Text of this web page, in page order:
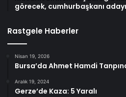
görecek, cumhurbaşkanı
Rastgele Haberler
Nisan 19, 2026
Bursa’da Ahmet Hamdi
Aralık 19, 2024
Gerze’de Kaza: 5 Yaralı